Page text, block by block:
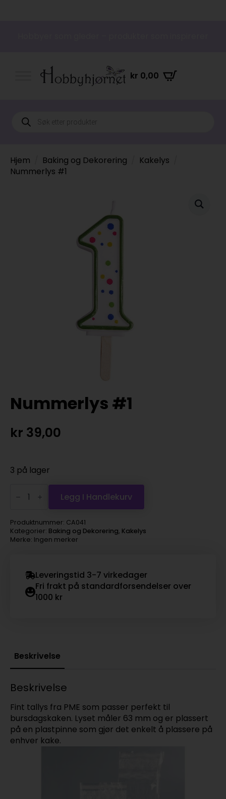
kr 0,00
Products
search
Hjem Baking og Dekorering
Kakelys
Nummerlys #1
Nummerlys #1
kr 39,00
3 på lager
Nummerlys
antall
Legg I Handlekurv
Produktnummer: CA041
Kategorier: Baking og Dekorering, Kakelys
Merke: Ingen merker
Leveringstid 3-7 virkedager
Fri frakt på standardforsendelser over
1000 kr
Beskrivelse
Beskrivelse
Fint tallys fra PME som passer perfekt til
bursdagskaken. Lyset måler 63 mm og er plassert
på en plastpinne som gjør det enkelt å plassere på
enhver kake.